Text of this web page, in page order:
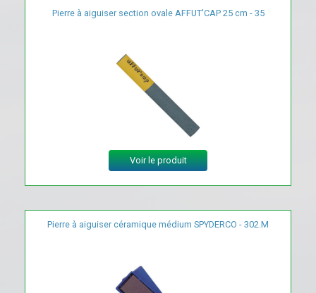
Pierre à aiguiser section ovale AFFUT'CAP 25 cm - 35
Voir le produit
Pierre à aiguiser céramique médium SPYDERCO - 302.M